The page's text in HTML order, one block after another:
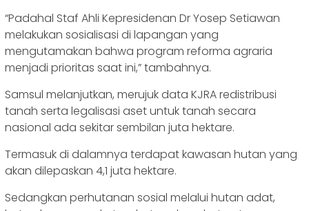
“Padahal Staf Ahli Kepresidenan Dr Yosep Setiawan
melakukan sosialisasi di lapangan yang
mengutamakan bahwa program reforma agraria
menjadi prioritas saat ini,” tambahnya.
Samsul melanjutkan, merujuk data KJRA redistribusi
tanah serta legalisasi aset untuk tanah secara
nasional ada sekitar sembilan juta hektare.
Termasuk di dalamnya terdapat kawasan hutan yang
akan dilepaskan 4,1 juta hektare.
Sedangkan perhutanan sosial melalui hutan adat,